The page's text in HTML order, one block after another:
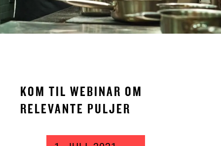
KOM TIL WEBINAR OM
RELEVANTE PULJER